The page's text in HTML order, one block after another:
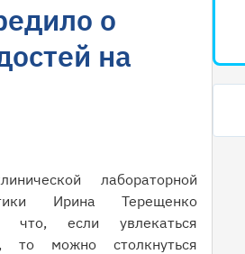
о
на
лабораторной
Ирина Терещенко
что, если увлекаться
то можно столкнуться